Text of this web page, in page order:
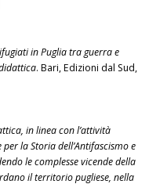
in Puglia tra guerra e
. Bari, Edizioni dal Sud,
in linea con l’attività
la Storia dell’Antifascismo e
le complesse vicende della
il territorio pugliese, nella